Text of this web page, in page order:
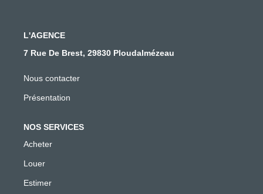
L'AGENCE
7 Rue De Brest, 29830 Ploudalmézeau
Nous contacter
Présentation
NOS SERVICES
Acheter
Louer
Estimer